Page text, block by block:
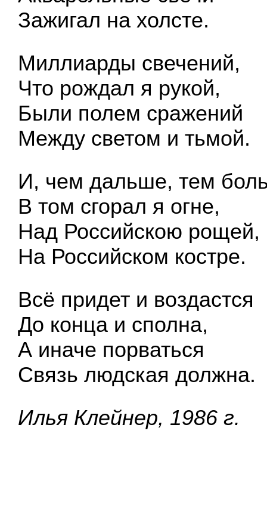
Зажигал на холсте.
Миллиарды свечений,
Что рождал я рукой,
Были полем сражений
Между светом и тьмой.
И, чем дальше, тем
В том сгорал я огне,
Над Российскою рощей,
На Российском костре.
Всё придет и воздастся
До конца и сполна,
А иначе порваться
Связь людская должна.
Илья Клейнер, 1986 г.